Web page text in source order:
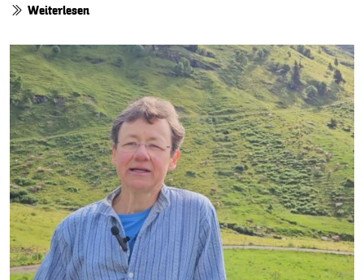
Weiterlesen